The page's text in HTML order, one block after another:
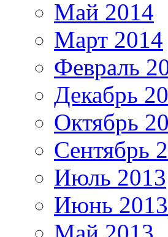
Май 2014
Март 2014
Февраль
Декабрь
Октябрь
Сентябрь
Июль 2013
Июнь 2013